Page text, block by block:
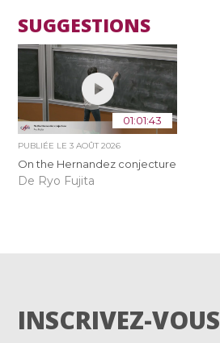
SUGGESTIONS
01:01:43
PUBLIÉE LE3 AOÛT 2026
On the Hernandez conjecture
De Ryo Fujita
INSCRIVEZ-VOUS